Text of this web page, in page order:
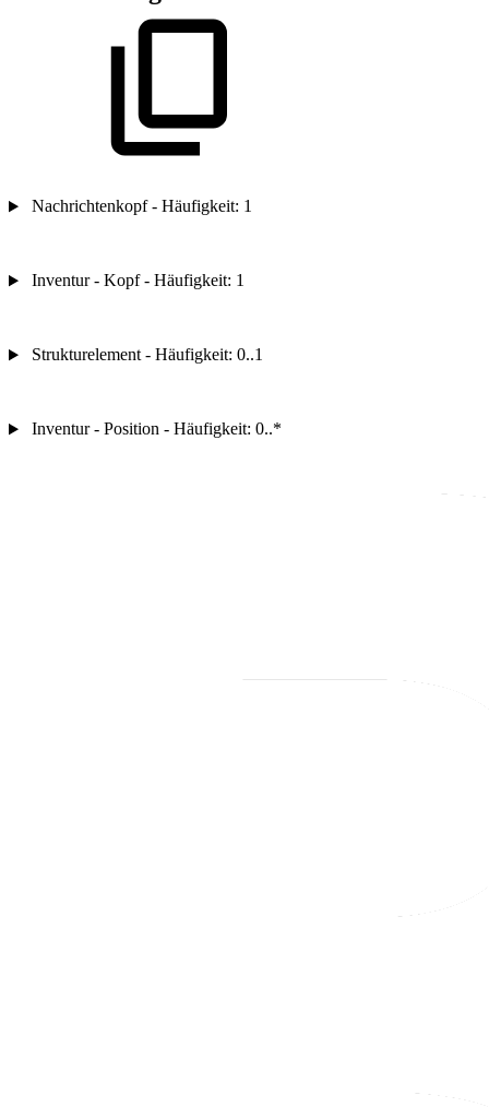
Nachrichtenkopf - Häufigkeit: 1
Inventur - Kopf - Häufigkeit: 1
Strukturelement - Häufigkeit: 0..1
Inventur - Position - Häufigkeit: 0..*